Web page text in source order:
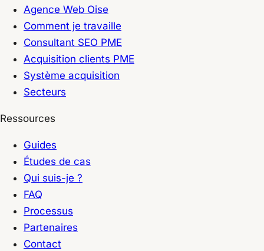
Agence Web Oise
Comment je travaille
Consultant SEO PME
Acquisition clients PME
Système acquisition
Secteurs
Ressources
Guides
Études de cas
Qui suis-je ?
FAQ
Processus
Partenaires
Contact